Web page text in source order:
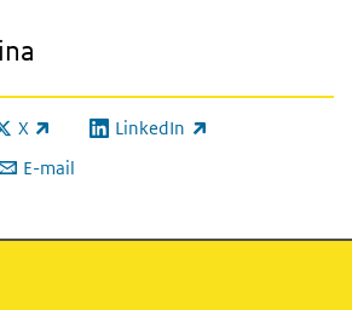
X link) LinkedIn
(externe link)
E-mail